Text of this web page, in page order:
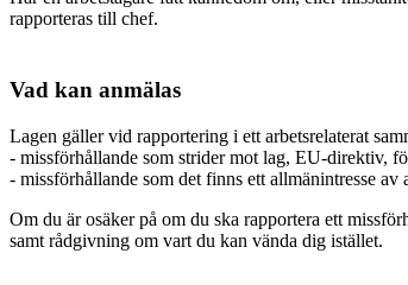
rapporteras till chef.
Vad kan anmälas
Lagen gäller vid rapportering i ett arbetsrelaterat
- missförhållande som strider mot lag, EU-direktiv,
- missförhållande som det finns ett allmänintresse av
Om du är osäker på om du ska rapportera ett
samt rådgivning om vart du kan vända dig istället.